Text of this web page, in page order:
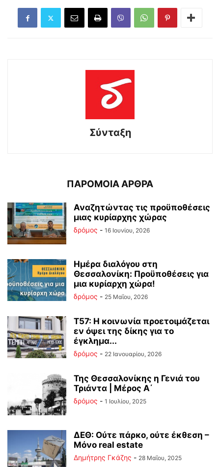
Σύνταξη
ΠΑΡΟΜΟΙΑ ΑΡΘΡΑ
Αναζητώντας τις προϋποθέσεις
μιας κυρίαρχης χώρας
δρόμος - 16 Ιουνίου, 2026
Ημέρα διαλόγου στη
Θεσσαλονίκη: Προϋποθέσεις για
μια κυρίαρχη χώρα!
δρόμος - 25 Μαΐου, 2026
Τ57: Η κοινωνία προετοιμάζεται
εν όψει της δίκης για το
έγκλημα...
δρόμος - 22 Ιανουαρίου, 2026
Της Θεσσαλονίκης η Γενιά του
Τριάντα | Μέρος Α΄
δρόμος - 1 Ιουλίου, 2025
ΔΕΘ: Ούτε πάρκο, ούτε έκθεση –
Μόνο real estate
Δημήτρης Γκάζης - 28 Μαΐου, 2025